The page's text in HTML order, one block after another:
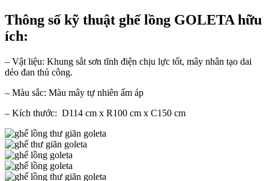
Thông số kỹ thuật ghế lồng GOLETA hữu
ích:
– Vật liệu: Khung sắt sơn tĩnh điện chịu lực tốt, mây nhân tạo dai
dẻo đan thủ công.
– Màu sắc: Màu mây tự nhiên ấm áp
– Kích thước: D114 cm x R100 cm x C150 cm